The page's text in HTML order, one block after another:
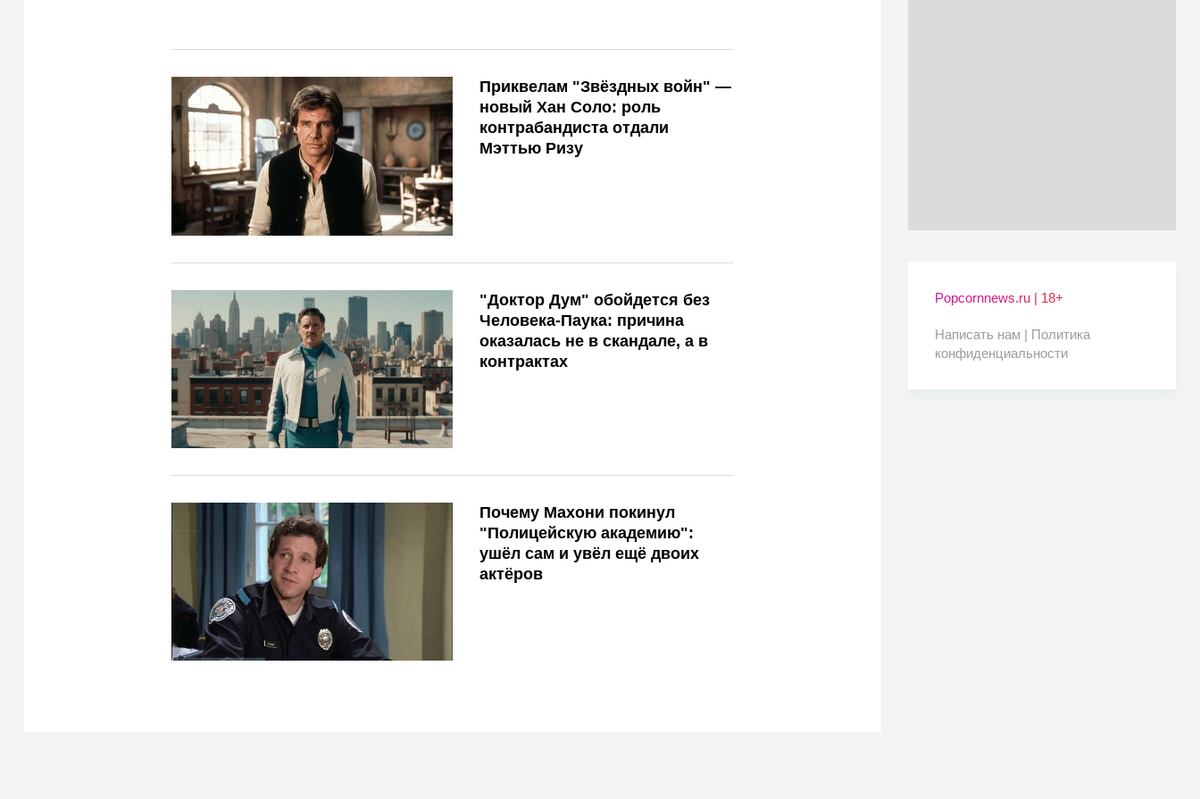
Приквелам "Звёздных войн" —
новый Хан Соло: роль
контрабандиста отдали
Мэттью Ризу
"Доктор Дум" обойдется без
Человека-Паука: причина
оказалась не в скандале, а в
контрактах
Почему Махони покинул
"Полицейскую академию":
ушёл сам и увёл ещё двоих
актёров
Popcornnews.ru | 18+
Написать нам | Политика
конфиденциальности